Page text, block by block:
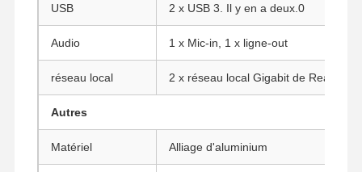
Core Mini PC
Mini PC de bureau
Carte mère industrielle
Carte mère pare-feu
USB 2 x USB 3. Il y en a deux.0
Audio 1 x Mic-in, 1 x ligne-out
réseau local 2 x réseau local Gigabit de Realtek
Autres
Matériel Alliage d'aluminium